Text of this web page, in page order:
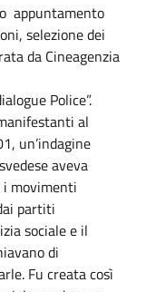
appuntamento
selezione dei
da Cineagenzia
Police”.
al
un’indagine
aveva
i movimenti
partiti
sociale e il
di
Fu creata così